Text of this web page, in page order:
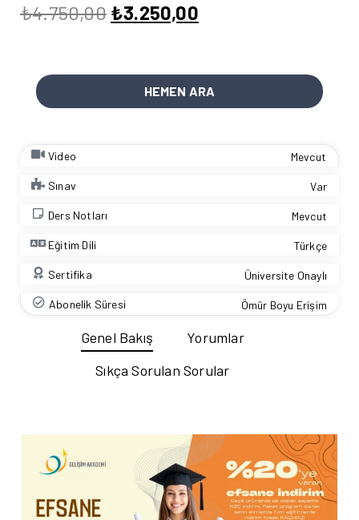
₺4.750,00 ₺3.250,00
HEMEN ARA
Video Mevcut
Sınav Var
Ders Notları Mevcut
Eğitim Dili Türkçe
Sertifika Üniversite Onaylı
Abonelik Süresi Ömür Boyu Erişim
Genel Bakış
Yorumlar
Sıkça Sorulan Sorular